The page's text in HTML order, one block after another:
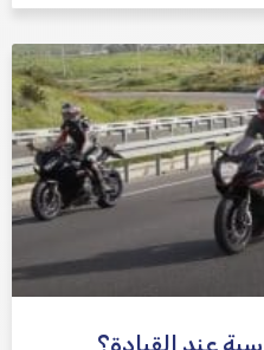
عند القيادة؟